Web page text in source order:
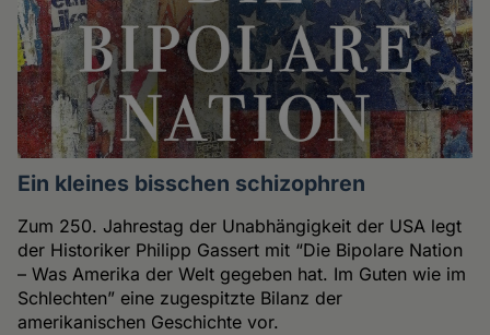
Ein kleines bisschen schizophren
Zum 250. Jahrestag der Unabhängigkeit der USA legt
der Historiker Philipp Gassert mit “Die Bipolare Nation
– Was Amerika der Welt gegeben hat. Im Guten wie im
Schlechten” eine zugespitzte Bilanz der
amerikanischen Geschichte vor.